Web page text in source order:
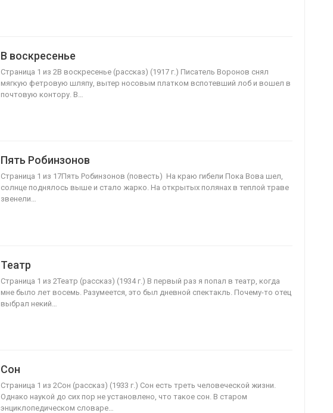
В воскресенье
Страница 1 из 2В воскресенье (рассказ) (1917 г.) Писатель Воронов снял
мягкую фетровую шляпу, вытер носовым платком вспотевший лоб и вошел в
почтовую контору. В…
Пять Робинзонов
Страница 1 из 17Пять Робинзонов (повесть) На краю гибели Пока Вова шел,
солнце поднялось выше и стало жарко. На открытых полянах в теплой траве
звенели…
Театр
Страница 1 из 2Театр (рассказ) (1934 г.) В первый раз я попал в театр, когда
мне было лет восемь. Разумеется, это был дневной спектакль. Почему-то отец
выбрал некий…
Сон
Страница 1 из 2Сон (рассказ) (1933 г.) Сон есть треть человеческой жизни.
Однако наукой до сих пор не установлено, что такое сон. В старом
энциклопедическом словаре…